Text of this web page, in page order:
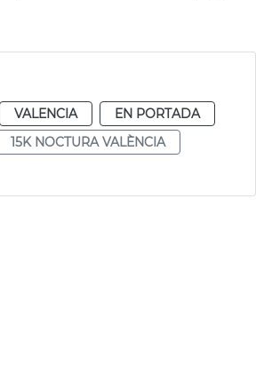
VALENCIA
EN PORTADA
15K NOCTURA VALÈNCIA